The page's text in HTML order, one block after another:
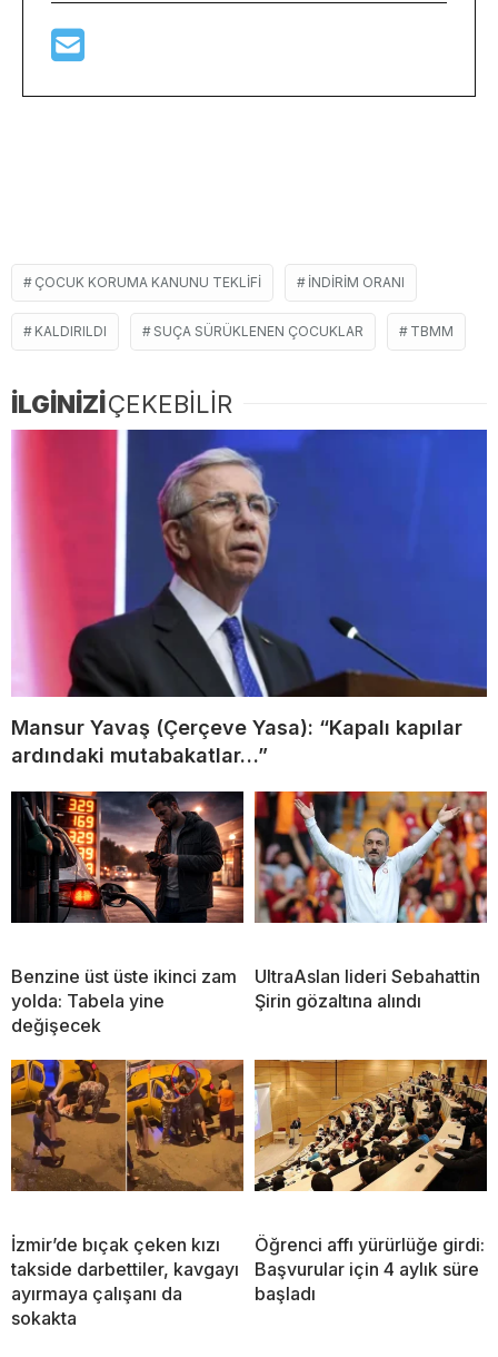
ÇOCUK KORUMA KANUNU TEKLIFI INDIRIM ORANI
KALDIRILDI SUÇA SÜRÜKLENEN ÇOCUKLAR TBMM
İLGİNİZİÇEKEBİLİR
Mansur Yavaş (Çerçeve Yasa): “Kapalı kapılar
ardındaki mutabakatlar…”
Benzine üst üste ikinci zam
yolda: Tabela yine
değişecek
UltraAslan lideri Sebahattin
Şirin gözaltına alındı
İzmir’de bıçak çeken kızı
takside darbettiler, kavgayı
ayırmaya çalışanı da
sokakta
Öğrenci affı yürürlüğe girdi:
Başvurular için 4 aylık süre
başladı